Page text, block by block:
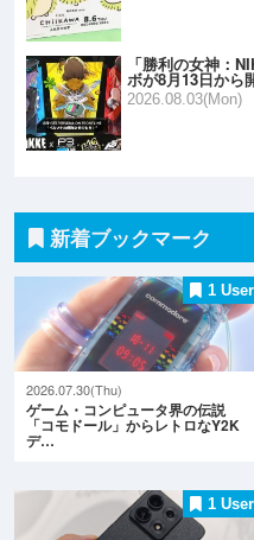
「勝利の女神：
ボが8月13日から
2026.08.03(Mon)
新着ブックマーク
1 User
2026.07.30(Thu)
ゲーム・コンピュータ界の伝説
「コモドール」からレトロなY2K
デ…
1 User